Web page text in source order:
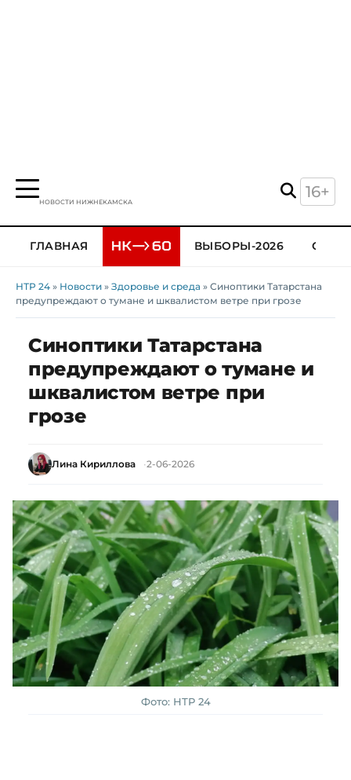
НОВОСТИ НИЖНЕКАМСКА
16+
ГЛАВНАЯ ВЫБОРЫ-2026
НТР 24 » Новости » Здоровье и среда » Синоптики Татарстана
предупреждают о тумане и шквалистом ветре при грозе
Синоптики Татарстана
предупреждают о тумане и
шквалистом ветре при
грозе
Лина Кириллова 2-06-2026
Фото: НТР 24